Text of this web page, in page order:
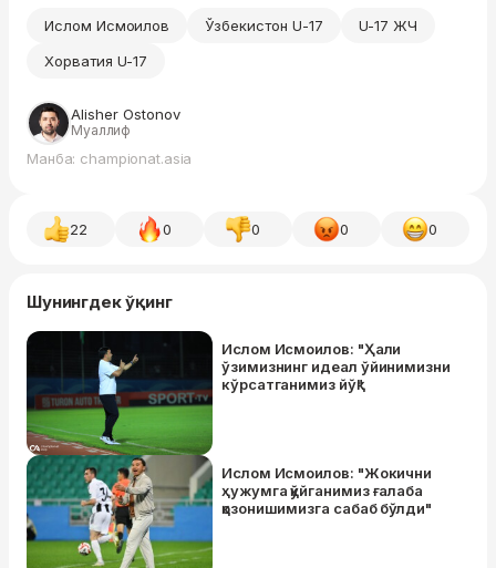
Ислом Исмоилов Ўзбекистон U-17
U-17 ЖЧ
Хорватия U-17
Alisher Ostonov
Муаллиф
Манба: championat.asia
22 0 0 0 0
Шунингдек ўқинг
Ислом Исмоилов: "Ҳали
ўзимизнинг идеал ўйинимизни
кўрсатганимиз йўқ"
Ислом Исмоилов: "Жокични
ҳужумга қўйганимиз ғалаба
қозонишимизга сабаб бўлди"